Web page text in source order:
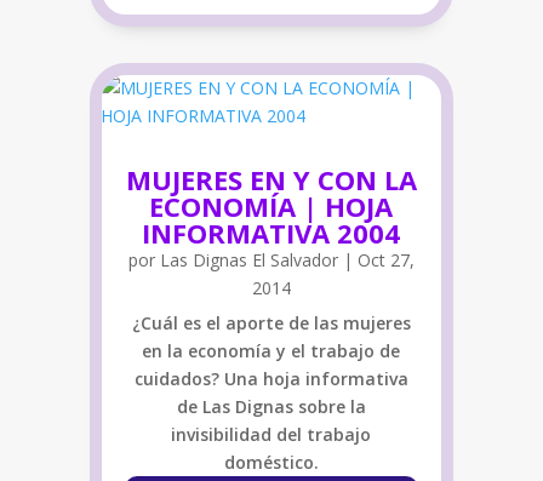
MUJERES EN Y CON LA
ECONOMÍA | HOJA
INFORMATIVA 2004
por Las Dignas El Salvador| Oct 27,
2014
¿Cuál es el aporte de las mujeres
en la economía y el trabajo de
cuidados? Una hoja informativa
de Las Dignas sobre la
invisibilidad del trabajo
doméstico.